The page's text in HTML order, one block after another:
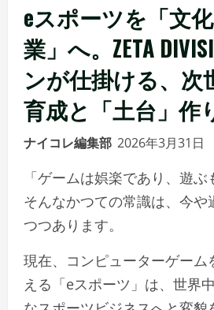
eスポーツを「文
業」へ。ZETA
ンが仕掛ける、次
育成と「土台」作
ナイコレ編集部 2026年3月31日
「ゲームは娯楽であり、遊
そんなかつての常識は、今や
つつあります。
現在、コンピューターゲーム
える「eスポーツ」は、世界